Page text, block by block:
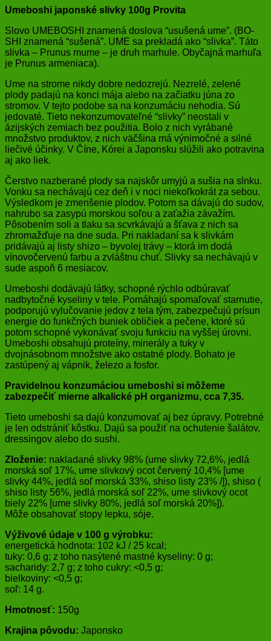
Umeboshi japonské slivky 100g Provita
Slovo UMEBOSHI znamená doslova “usušená ume”. (BO-
SHI znamená “sušená”. UME sa prekladá ako “slivka”. Táto
slivka – Prunus mume – je druh marhule. Obyčajná marhuľa
je Prunus armeniaca).
Ume na strome nikdy dobre nedozrejú. Nezrelé, zelené
plody padajú na konci mája alebo na začiatku júna zo
stromov. V tejto podobe sa na konzumáciu nehodia. Sú
jedovaté. Tieto nekonzumovateľné “slivky” neostali v
ázijských zemiach bez použitia. Bolo z nich vyrábané
množstvo produktov, z nich väčšina má výnimočné a silné
liečivé účinky. V Číne, Kórei a Japonsku slúžili ako potravina
aj ako liek.
Čerstvo nazberané plody sa najskôr umyjú a sušia na slnku.
Vonku sa nechávajú cez deň i v noci niekoľkokrát za sebou.
Výsledkom je zmenšenie plodov. Potom sa dávajú do sudov,
nahrubo sa zasypú morskou soľou a zaťažia závažím.
Pôsobením soli a tlaku sa scvrkávajú a šťava z nich sa
zhromažďuje na dne suda. Pri nakladaní sa k slivkám
pridávajú aj listy shizo – byvolej trávy – ktorá im dodá
vínovočervenú farbu a zvláštnu chuť. Slivky sa nechávajú v
sude aspoň 6 mesiacov.
Umeboshi dodávajú látky, schopné rýchlo odbúravať
nadbytočné kyseliny v tele. Pomáhajú spomaľovať starnutie,
podporujú vylučovanie jedov z tela tým, zabezpečujú prísun
energie do funkčných buniek obličiek a pečene, ktoré sú
potom schopné vykonávať svoju funkciu na vyššej úrovni.
Umeboshi obsahujú proteíny, minerály a tuky v
dvojnásobnom množstve ako ostatné plody. Bohato je
zastúpený aj vápnik, železo a fosfor.
Pravidelnou konzumáciou umeboshi si môžeme
zabezpečiť mierne alkalické pH organizmu, cca 7,35.
Tieto umeboshi sa dajú konzumovať aj bez úpravy. Potrebné
je len odstrániť kôstku. Dajú sa použiť na ochutenie šalátov,
dressingov alebo do sushi.
Zloženie: nakladané slivky 98% (ume slivky 72,6%, jedlá
morská soľ 17%, ume slivkový ocot červený 10,4% [ume
slivky 44%, jedlá soľ morská 33%, shiso listy 23% /]), shiso (
shiso listy 56%, jedlá morská soľ 22%, ume slivkový ocot
biely 22% [ume slivky 80%, jedlá soľ morská 20%]).
Môže obsahovať stopy lepku, sóje.
Výživové údaje v 100 g výrobku:
energetická hodnota: 102 kJ / 25 kcal;
tuky: 0,6 g; z toho nasýtené mastné kyseliny: 0 g;
sacharidy: 2,7 g; z toho cukry: <0,5 g;
bielkoviny: <0,5 g;
soľ: 14 g.
Hmotnosť: 150g
Krajina pôvodu: Japonsko